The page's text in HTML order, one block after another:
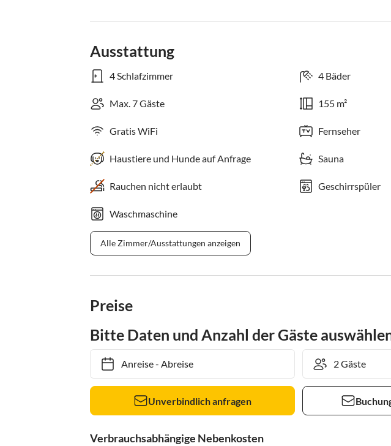
Ausstattung
4 Schlafzimmer 4 Bäder
Max. 7 Gäste 155 m²
Gratis WiFi Fernseher
Haustiere und Hunde auf Anfrage Sauna
Rauchen nicht erlaubt Geschirrspüler
Waschmaschine
Alle Zimmer/Ausstattungen anzeigen
Preise
Bitte Daten und Anzahl der Gäste
Anreise- Abreise
Unverbindlich anfragen
Verbrauchsabhängige Nebenkosten